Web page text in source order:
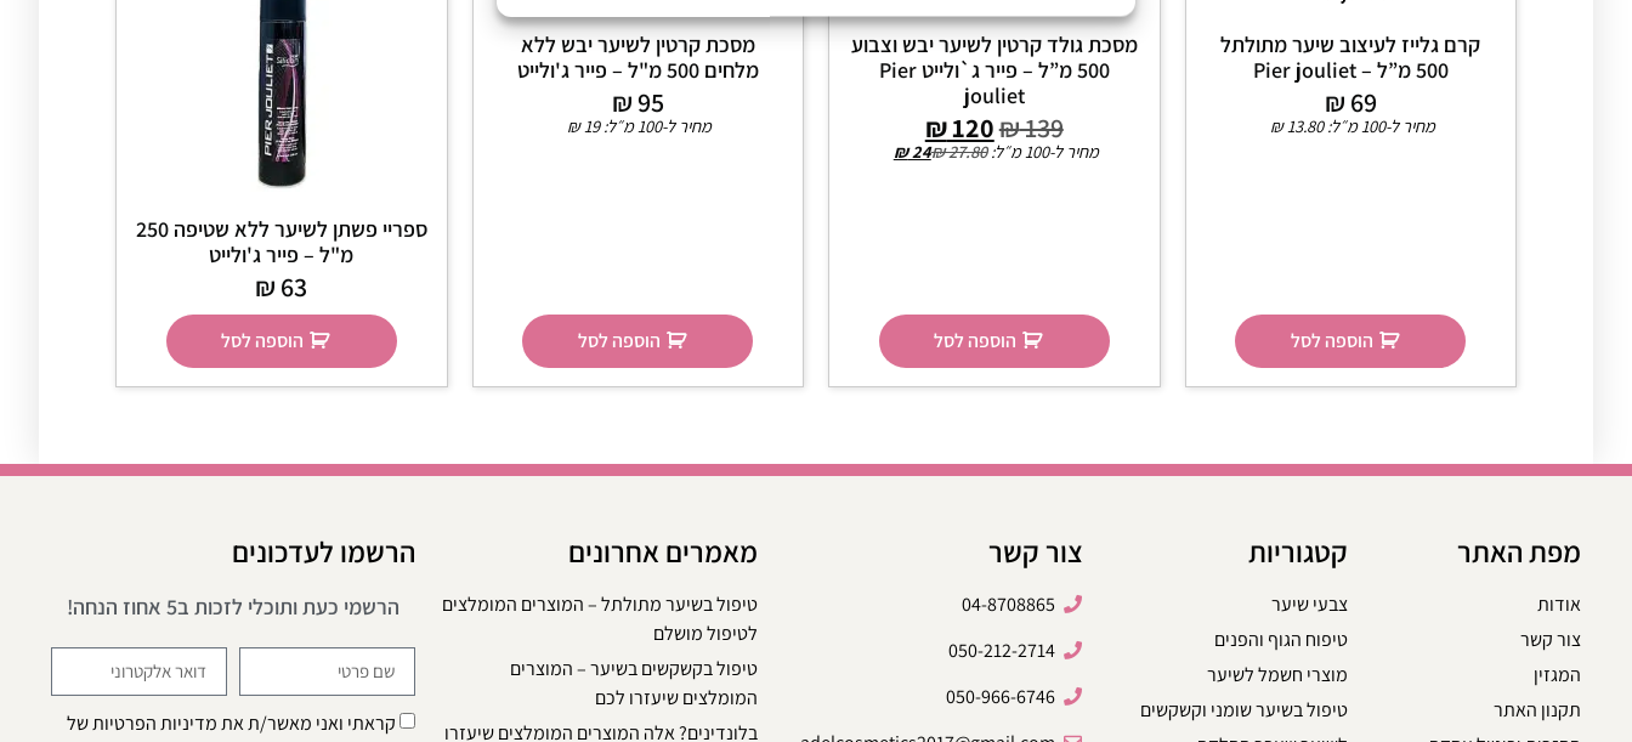
קרם גלייז לעיצוב שיער מתולתל
500 מ”ל – Pier jouliet
₪ 69
מחיר ל-100 מ״ל: ₪13.80
הוספה לסל
מסכת גולד קרטין לשיער יבש וצבוע
500 מ”ל – פייר ג`ולייט Pier
jouliet
₪139
₪120
מחיר ל-100 מ״ל: ₪27.80
₪24
הוספה לסל
מסכת קרטין לשיער יבש ללא
מלחים 500 מ"ל – פייר ג'ולייט
₪95
מחיר ל-100 מ״ל: ₪19
הוספה לסל
ספריי פשתן לשיער ללא שטיפה 250
מ"ל – פייר ג'ולייט
₪ 63
הוספה לסל
מפת האתר
אודות
צור קשר
המגזין
תקנון האתר
קטגוריות
צבעי שיער
טיפוח הגוף והפנים
מוצרי חשמל לשיער
טיפול בשיער שומני וקשקשים
צור קשר
04-8708865
050-212-2714
050-966-6746
מאמרים אחרונים
טיפול בשיער מתולתל – המוצרים המומלצים
לטיפול מושלם
טיפול בקשקשים בשיער – המוצרים
המומלצים שיעזרו לכם
בלונדינים? אלה המוצרים המומלצים שיעזרו
הרשמו לעדכונים
הרשמי כעת ותוכלי לזכות ב5 אחוז הנחה!
קראתי ואני מאשר/ת אתמדיניות הפרטיותשל